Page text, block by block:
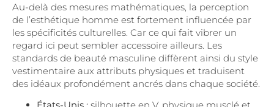
Au-delà des mesures mathématiques, la perception
de l’esthétique homme est fortement influencée par
les spécificités culturelles. Car ce qui fait vibrer un
regard ici peut sembler accessoire ailleurs. Les
standards de beauté masculine diffèrent ainsi du style
vestimentaire aux attributs physiques et traduisent
des idéaux profondément ancrés dans chaque société.